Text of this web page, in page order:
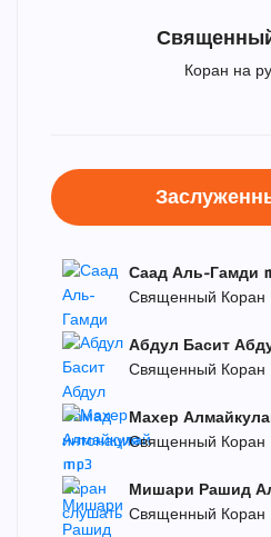
Коран на
Саад Аль-Гамди
Священный Коран
Абдул Басит
Священный Коран
Махер
Священный Коран
Мишари Рашид
Священный Коран